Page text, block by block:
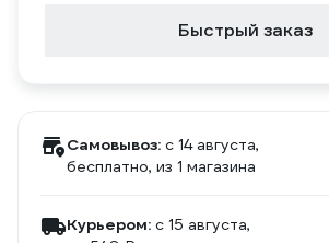
Быстрый заказ
Самовывоз: c 14 августа,
бесплатно, из 1 магазина
Курьером: c 15 августа,